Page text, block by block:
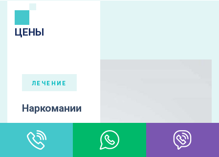
ЦЕНЫ
ЛЕЧЕНИЕ
Наркомании
Лечение наркомании – одно из профильных
направлений нашей клиники, поэтому мы